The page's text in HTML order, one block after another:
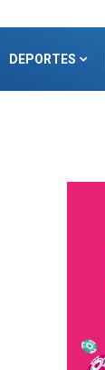
DEPORTES